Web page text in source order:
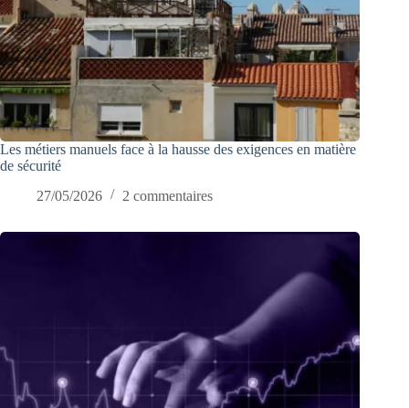
Les métiers manuels face à la hausse des exigences en matière
de sécurité
27/05/2026
2 commentaires